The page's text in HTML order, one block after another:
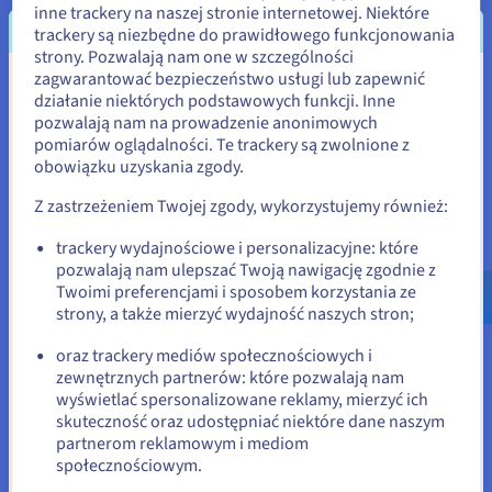
modelu predykcyjnego w zakresie konserwacji. Czujniki
na maszynach wykrywają anomalie w wibracjach,
temperaturze lub dźwięku, przewidując awarie zanim
one wystąpią. To minimalizuje przestoje i obniża koszty
— pomyśl o linii lotniczej, która używa go do
monitorowania silników odrzutowych, zapewniając
bezpieczne loty.
Bezpieczeństwo:Cyberbezpieczeństwo w dużej
mierze opiera się na wyborach modeli wykrywania
anomalii, aby identyfikować zagrożenia jako część
niezawodnego algorytmu. Systemy wykrywania
intruzów analizują ruch sieciowy w poszukiwaniu
nietypowych wzorców, takich jak nagłe wycieki danych
łagodnymi anomaliami, takimi jak użytkownik pracujący
późno, a złośliwymi, takimi jak haker badający luki.
Handel W e-commerce model wykrywania anomalii
poprawia doświadczenia użytkowników, wykrywając
fałszywe recenzje lub nietypowe zachowania
Wydaje się, że znajdujesz się w
Stany Zjednoczone
Jeśli chcesz złożyć zamówienie w Stany Zjednoczone, wyszukaj
Go to Stany Zjednoczone website
us.ovhcloud.com/
Angielski USD - $
lub
Pozostań na bieżącej stronie
Wybierz inną stronę
inne trackery na naszej stronie internetowej. Niektóre
trackery są niezbędne do prawidłowego funkcjonowania
strony. Pozwalają nam one w szczególności
zagwarantować bezpieczeństwo usługi lub zapewnić
działanie niektórych podstawowych funkcji. Inne
pozwalają nam na prowadzenie anonimowych
pomiarów oglądalności. Te trackery są zwolnione z
obowiązku uzyskania zgody.
Z zastrzeżeniem Twojej zgody, wykorzystujemy również:
trackery wydajnościowe i personalizacyjne: które
pozwalają nam ulepszać Twoją nawigację zgodnie z
Twoimi preferencjami i sposobem korzystania ze
strony, a także mierzyć wydajność naszych stron;
oraz trackery mediów społecznościowych i
zewnętrznych partnerów: które pozwalają nam
wyświetlać spersonalizowane reklamy, mierzyć ich
skuteczność oraz udostępniać niektóre dane naszym
partnerom reklamowym i mediom
społecznościowym.